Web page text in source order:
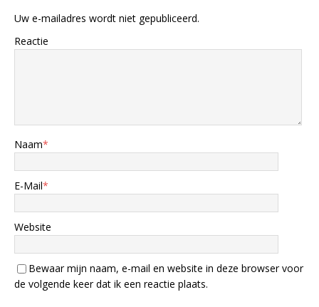
Uw e-mailadres wordt niet gepubliceerd.
Reactie
Naam*
E-Mail*
Website
Bewaar mijn naam, e-mail en website in deze browser voor
de volgende keer dat ik een reactie plaats.